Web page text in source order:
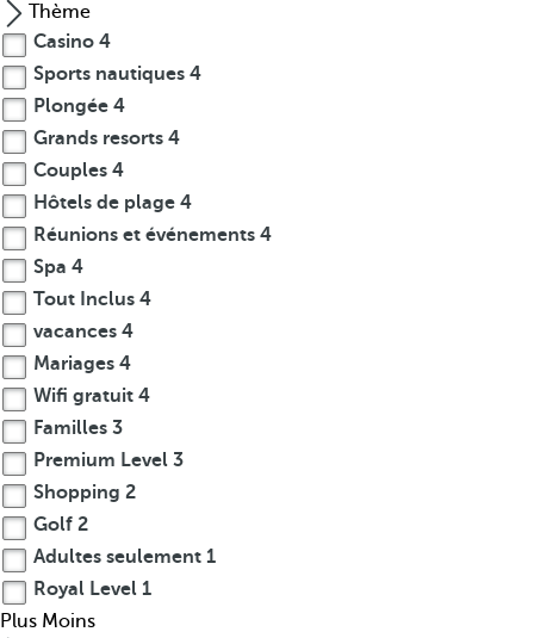
Thème
Casino 4
Sports nautiques 4
Plongée 4
Grands resorts 4
Couples 4
Hôtels de plage 4
Réunions et événements 4
Spa 4
Tout Inclus 4
vacances 4
Mariages 4
Wifi gratuit 4
Familles 3
Premium Level 3
Shopping 2
Golf 2
Adultes seulement 1
Royal Level 1
Plus Moins